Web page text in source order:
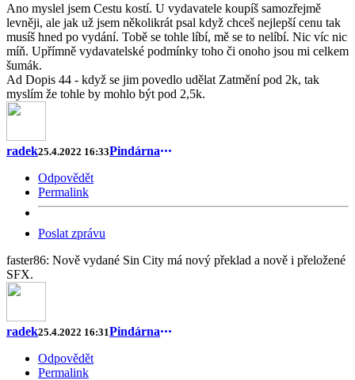
Ano myslel jsem Cestu kostí. U vydavatele koupíš samozřejmě
levněji, ale jak už jsem několikrát psal když chceš nejlepší cenu tak
musíš hned po vydání. Tobě se tohle líbí, mě se to nelíbí. Nic víc nic
míň. Upřímně vydavatelské podmínky toho či onoho jsou mi celkem
šumák.
Ad Dopis 44 - když se jim povedlo udělat Zatmění pod 2k, tak
myslím že tohle by mohlo být pod 2,5k.
radek25.4.2022 16:33Pindárna
Odpovědět
Permalink
Poslat zprávu
faster86: Nově vydané Sin City má nový překlad a nově i přeložené
SFX.
radek25.4.2022 16:31Pindárna
Odpovědět
Permalink